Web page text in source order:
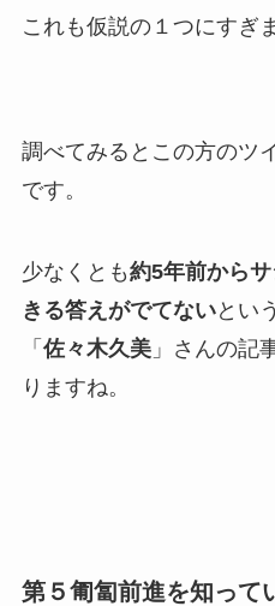
これも仮説の１つにすぎ
調べてみるとこの方のツ
です。
少なくとも約5年前から
きる答えがでてないとい
「 佐々木久美」 さんの記
りますね。
第５匍匐前進を知って